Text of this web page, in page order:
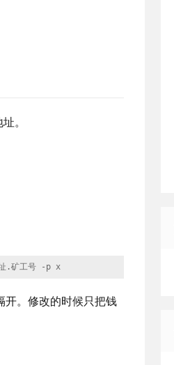
。
.矿工号 -p x
开。修改的时候只把钱